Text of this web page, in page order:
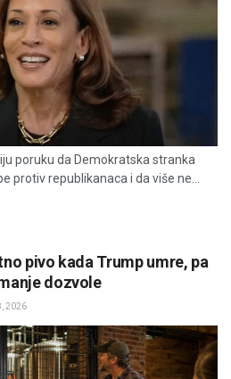
poruku da Demokratska stranka
protiv republikanaca i da više ne...
pivo kada Trump umre, pa
dozvole
2026